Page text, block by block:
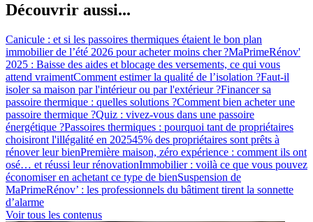
Découvrir aussi...
Canicule : et si les passoires thermiques étaient le bon plan
immobilier de l’été 2026 pour acheter moins cher ?MaPrimeRénov'
2025 : Baisse des aides et blocage des versements, ce qui vous
attend vraimentComment estimer la qualité de l’isolation ?Faut-il
isoler sa maison par l'intérieur ou par l'extérieur ?Financer sa
passoire thermique : quelles solutions ?Comment bien acheter une
passoire thermique ?Quiz : vivez-vous dans une passoire
énergétique ?Passoires thermiques : pourquoi tant de propriétaires
choisiront l'illégalité en 202545% des propriétaires sont prêts à
rénover leur bienPremière maison, zéro expérience : comment ils ont
osé… et réussi leur rénovationImmobilier : voilà ce que vous pouvez
économiser en achetant ce type de bienSuspension de
MaPrimeRénov’ : les professionnels du bâtiment tirent la sonnette
d’alarme
Voir tous les contenus